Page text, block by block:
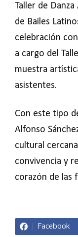
Taller de
de Bailes
celebración
a cargo del
muestra
asistentes.
Con este tipo
Alfonso
cultural
convivencia y
corazón de las
Facebook